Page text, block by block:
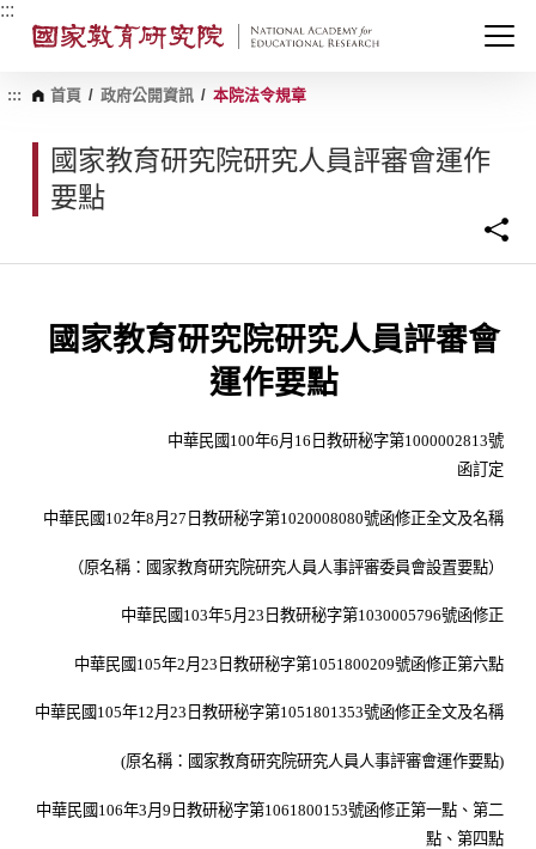
跳
內
:::
::: 首頁 / 政府公開資訊 / 本院法令規章
國家教育研究院研究人員評審會運作
要點
國家教育研究院研究人員評審會
運作要點
中華民國 100年6月 16 日教研秘字第1000002813號
函訂定
中華民國 102年8 月27 日教研秘字第1020008080號函修正全文及名稱
（原名稱：國家教育研究院研究人員人事評審委員會設置要點）
中華民國 103年5月23 日教研秘字第1030005796號函修正
中華民國 105年2 月23 日教研秘字第1051800209號函修正第六點
中華民國 105年12月23 日教研秘字第1051801353號函修正全文及名稱
(原名稱：國家教育研究院研究人員人事評審會運作要點)
中華民國106年3 月9 日教研秘字第1061800153號函修正第一點、第二
點、第四點